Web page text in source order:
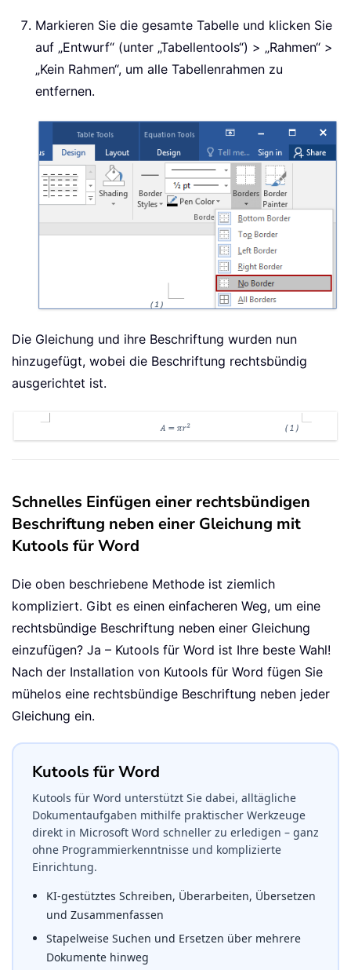
Markieren Sie die gesamte Tabelle und klicken Sie
auf „Entwurf“ (unter „Tabellentools“) > „Rahmen“ >
„Kein Rahmen“, um alle Tabellenrahmen zu
entfernen.
Die Gleichung und ihre Beschriftung wurden nun
hinzugefügt, wobei die Beschriftung rechtsbündig
ausgerichtet ist.
Schnelles Einfügen einer rechtsbündigen
Beschriftung neben einer Gleichung mit
Kutools für Word
Die oben beschriebene Methode ist ziemlich
kompliziert. Gibt es einen einfacheren Weg, um eine
rechtsbündige Beschriftung neben einer Gleichung
einzufügen? Ja – Kutools für Word ist Ihre beste Wahl!
Nach der Installation von Kutools für Word fügen Sie
mühelos eine rechtsbündige Beschriftung neben jeder
Gleichung ein.
Kutools für Word
Kutools für Word unterstützt Sie dabei, alltägliche
Dokumentaufgaben mithilfe praktischer Werkzeuge
direkt in Microsoft Word schneller zu erledigen – ganz
ohne Programmierkenntnisse und komplizierte
Einrichtung.
KI-gestütztes Schreiben, Überarbeiten, Übersetzen
und Zusammenfassen
Stapelweise Suchen und Ersetzen über mehrere
Dokumente hinweg